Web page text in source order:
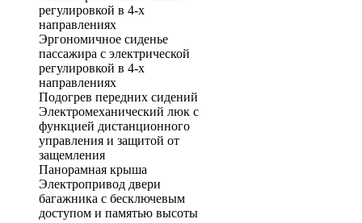
регулировкой в 4-х
направлениях
Эргономичное сиденье
пассажира с электрической
регулировкой в 4-х
направлениях
Подогрев передних сидений
Электромеханический люк с
функцией дистанционного
управления и защитой от
защемления
Панорамная крыша
Электропривод двери
багажника с бесключевым
доступом и памятью высоты